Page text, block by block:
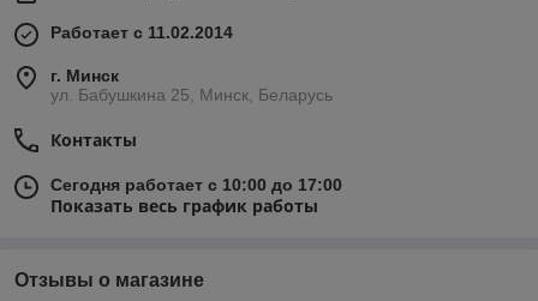
Работает с 11.02.2014
г. Минск
ул. Бабушкина 25, Минск, Беларусь
Контакты
Сегодня работает с 10:00 до 17:00
Показать весь график работы
Отзывы о магазине